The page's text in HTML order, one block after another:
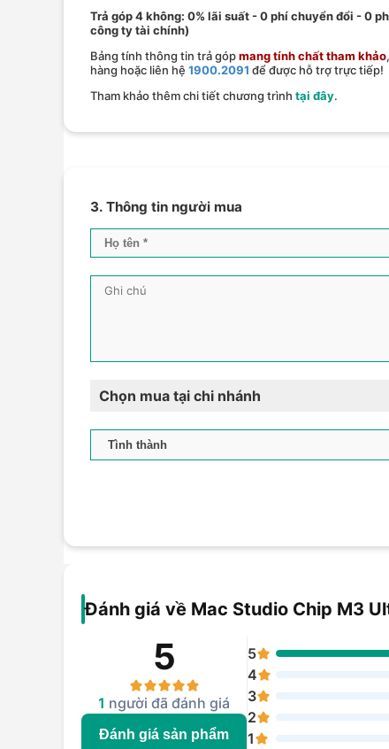
Trả góp 4 không: 0% lãi suất - 0 phí chuyển đổi - 0
công ty tài chính)
Bảng tính thông tin trả gópmang tính chất tham khảo
hàng hoặc liên hệ 1900.2091 để được hỗ trợ trực tiếp!
Tham khảo thêm chi tiết chương trình tại đây.
3. Thông tin người mua
Chọn mua tại chi nhánh
Đánh giá về Mac Studio Chip M3
5
1 người đã đánh giá
Đánh giá sản phẩm
5
4
3
2
1